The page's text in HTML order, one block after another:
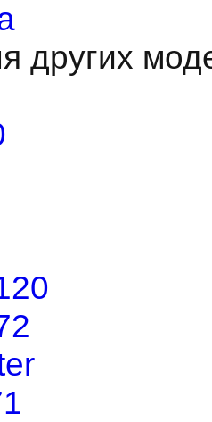
других